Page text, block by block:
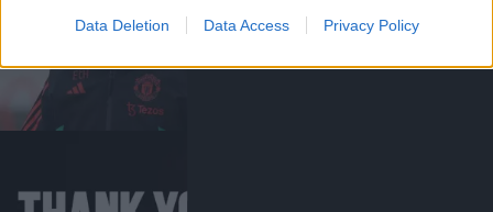
Data Deletion Data Access Privacy Policy
CSAPATHÍREK A